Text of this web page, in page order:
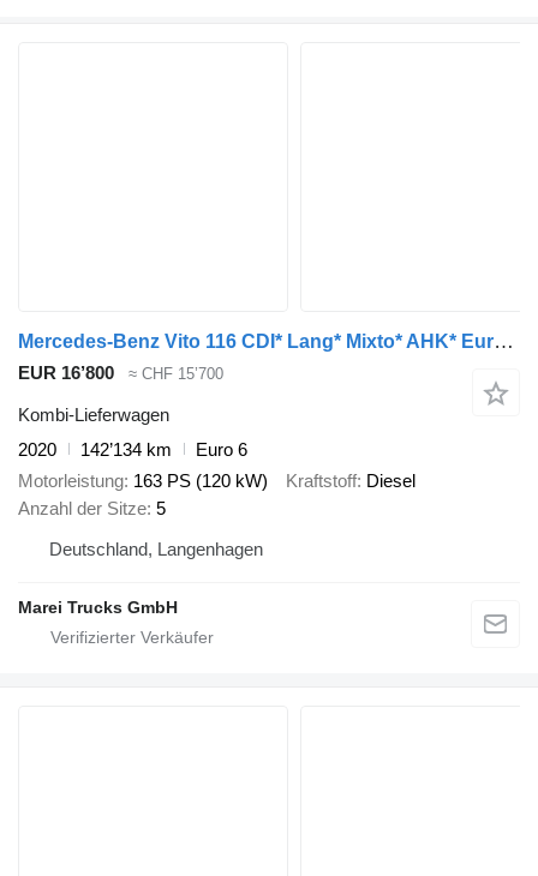
Mercedes-Benz Vito 116 CDI* Lang* Mixto* AHK* Euro 6
EUR 16’800 ≈ CHF 15’700
Kombi-Lieferwagen
2020
142’134 km
Euro 6
Motorleistung 163 PS (120 kW) Kraftstoff Diesel
Anzahl der Sitze 5
Deutschland, Langenhagen
Marei Trucks GmbH